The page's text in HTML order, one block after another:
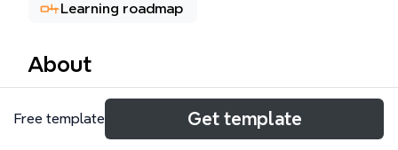
Learning roadmap
About
这张《我的编程知识体系》思维导图模板覆盖了数据
库、IDE、UML、编程语言、设计模式、敏捷开发等8大
Free template Get template